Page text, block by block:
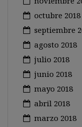
octubre 2018
septiembre
agosto 2018
julio 2018
junio 2018
mayo 2018
abril 2018
marzo 2018